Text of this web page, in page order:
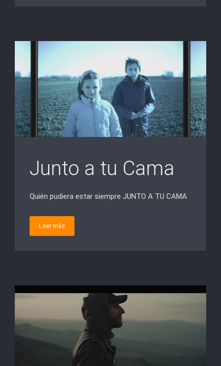
Junto a tu Cama
Quién pudiera estar siempre JUNTO A TU CAMA
Leer más